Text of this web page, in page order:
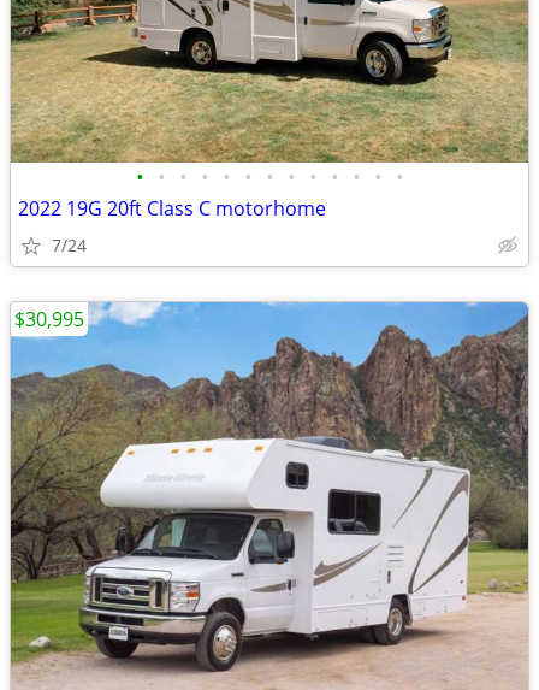
• • • • • • • • • • • • •
2022 19G 20ft Class C motorhome
7/24
$30,995